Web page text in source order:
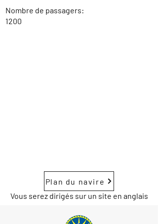
Nombre de passagers:
1200
Plan du navire
Vous serez dirigés sur un site en anglais